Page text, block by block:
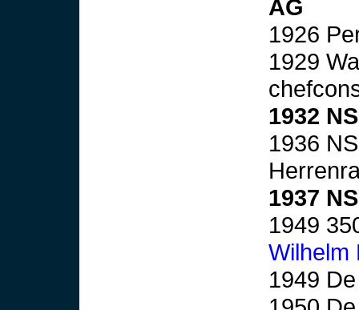
AG
1926
1929
1932
1936
1937
1949
Wilhelm
1949